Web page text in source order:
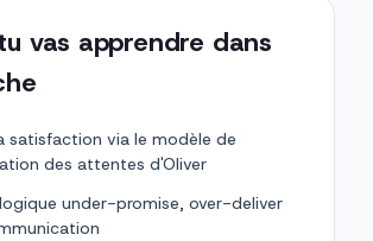
vas apprendre dans
satisfaction via le modèle de
des attentes d'Oliver
under-promise, over-deliver